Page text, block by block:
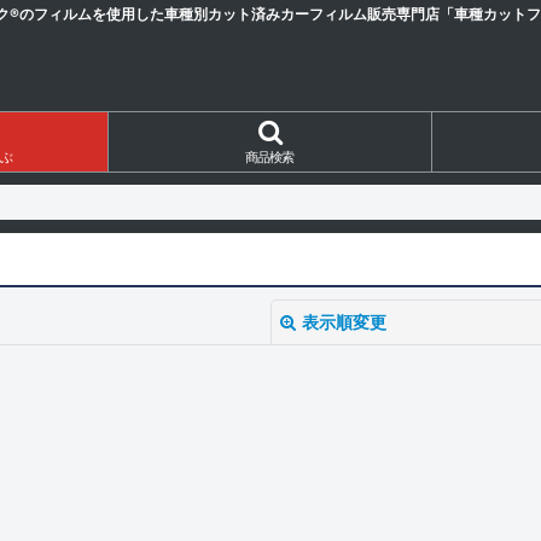
®のフィルムを使用した車種別カット済みカーフィルム販売専門店「車種カット
商品検索
表示順変更